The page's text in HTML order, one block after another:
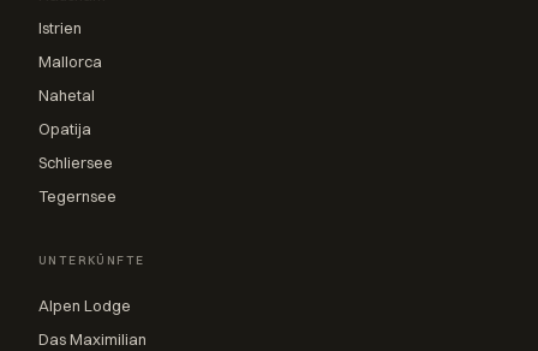
Istrien
Mallorca
Nahetal
Opatija
Schliersee
Tegernsee
UNTERKÜNFTE
Alpen Lodge
Das Maximilian